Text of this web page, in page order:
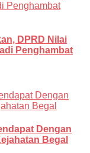
DPRD Nilai
Penghambat
Dengan
Begal